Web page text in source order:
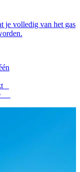
je volledig van het gas